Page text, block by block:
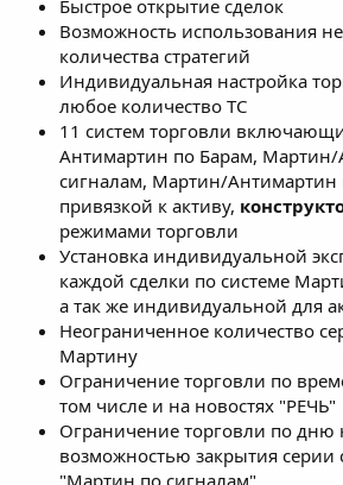
Быстрое открытие сделок
Возможность использования
количества стратегий
Индивидуальная настройка
любое количество ТС
11 систем торговли
Антимартин по Барам,
сигналам, Мартин/Антимартин
привязкой к активу,
режимами торговли
Установка индивидуальной
каждой сделки по системе
а так же индивидуальной для
Неограниченное количество
Мартину
Ограничение торговли по
том числе и на новостях "РЕЧЬ"
Ограничение торговли по дню
возможностью закрытия серии
"Мартин по сигналам"